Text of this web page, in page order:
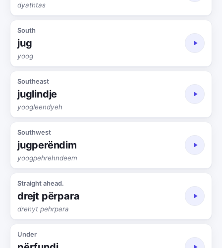
dyathtas
South
jug
yoog
Southeast
juglindje
yoogleendyeh
Southwest
jugperëndim
yoogpehrehndeem
Straight ahead.
drejt përpara
drehyt pehrpara
Under